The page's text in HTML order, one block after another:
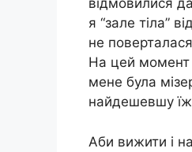
відмовилися
я “зале тіла”
не
На цей момент
мене була
найдешевшу
Аби вижити і